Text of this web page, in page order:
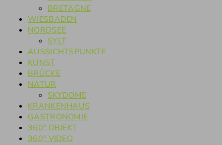
BRETAGNE
WIESBADEN
NORDSEE
SYLT
AUSSICHTSPUNKTE
KUNST
BRÜCKE
NATUR
SKYDOME
KRANKENHAUS
GASTRONOMIE
360° OBJEKT
360° VIDEO